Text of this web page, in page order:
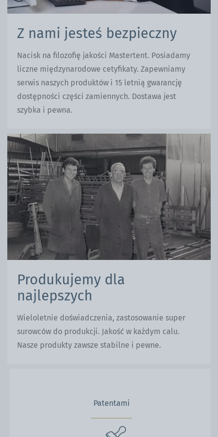
Z nami jesteś bezpieczny
Nacisk na filozofię jakości Mastertent. Posiadamy
liczne międzynarodowe cetyfikaty. Zapewniamy
serwis naszych produktów i 15 letnią gwarancję
dostępności części zamiennych. Dostawa jest
szybka i pewna.
Produkujemy dla
najlepszych
Wieloletnie doświadczenia, zastosowanie super
surowców do produkcji. Jakość w każdym calu.
Nasze produkty zawsze stabilne i pewne.
Patentami